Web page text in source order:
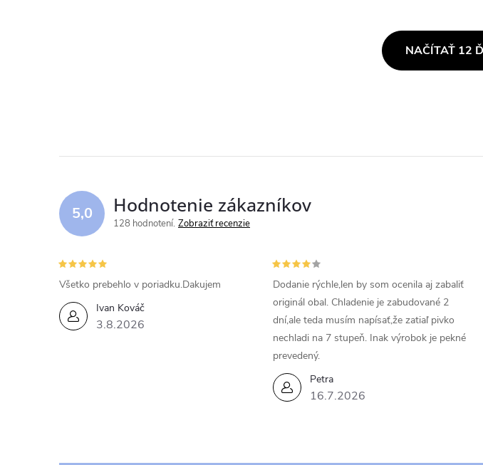
d
a
c
e
p
r
NAČÍTAŤ 12
5,0 Hodnotenie zákazníkov
128 hodnotení Zobraziť recenzie
Ivan Kováč
3.8.2026
Všetko prebehlo v poriadku.Dakujem
Petra
16.7.2026
Dodanie rýchle,len by som ocenila aj zabaliť
originál obal. Chladenie je zabudované 2
dní,ale teda musím napísať,že zatiaľ pivko
nechladi na 7 stupeň. Inak výrobok je pekné
prevedený.